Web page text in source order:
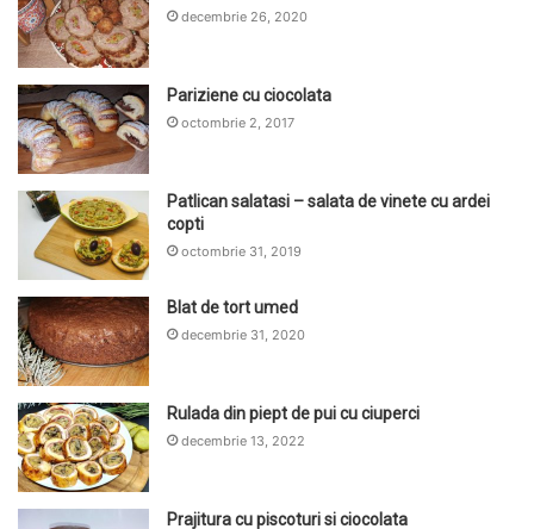
decembrie 26, 2020
Pariziene cu ciocolata
octombrie 2, 2017
Patlican salatasi – salata de vinete cu ardei
copti
octombrie 31, 2019
Blat de tort umed
decembrie 31, 2020
Rulada din piept de pui cu ciuperci
decembrie 13, 2022
Prajitura cu piscoturi si ciocolata